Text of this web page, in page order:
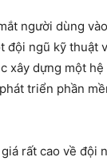
người dùng
đội ngũ kỹ thuật
xây dựng một
triển phần
rất cao về đội